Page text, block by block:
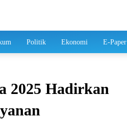
Politik Ekonomi E-Paper
2025 Hadirkan